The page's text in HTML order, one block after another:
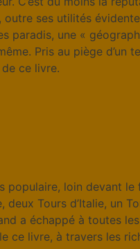
ses utilités
paradis, une «
Pris au piège
ce livre.
loin devant
Tours d’Italie, un
a échappé à toutes
ce livre, à travers les